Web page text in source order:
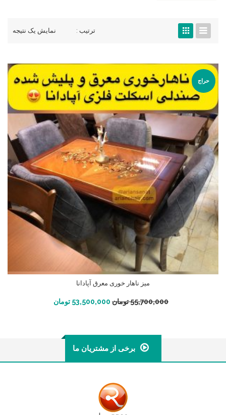
نمایش یک نتیجه ترتیب :
حراج
میز ناهار خوری معرق آپادانا
55,700,000تومان 53,500,000 تومان افزودن به سبد خرید
برخی از مشتریان ما